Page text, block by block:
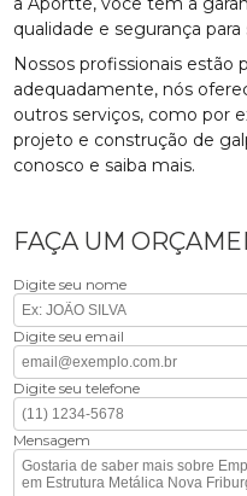
qualidade e segurança
Nossos profissionais estão
adequadamente, nós
outros serviços, como por
projeto e construção de
conosco e saiba mais.
FAÇA UM
Digite seu nome
Digite seu email
Digite seu telefone
Mensagem